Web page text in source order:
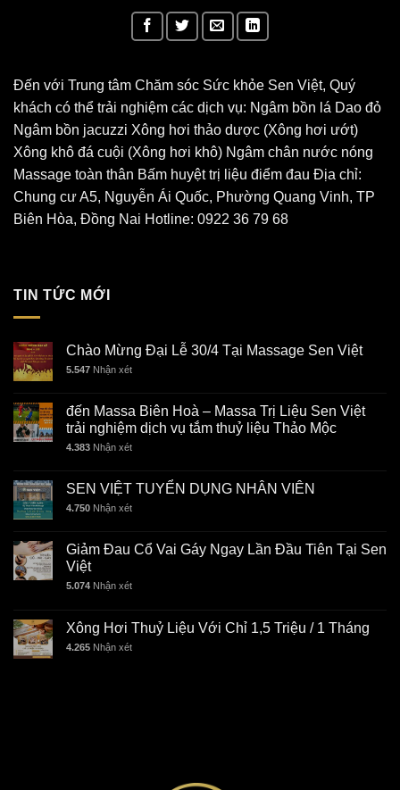
Đến với Trung tâm Chăm sóc Sức khỏe Sen Việt, Quý
khách có thể trải nghiệm các dịch vụ: Ngâm bồn lá Dao đỏ
Ngâm bồn jacuzzi Xông hơi thảo dược (Xông hơi ướt)
Xông khô đá cuội (Xông hơi khô) Ngâm chân nước nóng
Massage toàn thân Bấm huyệt trị liệu điểm đau Địa chỉ:
Chung cư A5, Nguyễn Ái Quốc, Phường Quang Vinh, TP
Biên Hòa, Đồng Nai Hotline: 0922 36 79 68
TIN TỨC MỚI
Chào Mừng Đại Lễ 30/4 Tại Massage Sen Việt
5.547 Nhận xét
đến Massa Biên Hoà – Massa Trị Liệu Sen Việt
trải nghiệm dịch vụ tắm thuỷ liệu Thảo Mộc
4.383 Nhận xét
SEN VIỆT TUYỂN DỤNG NHÂN VIÊN
4.750 Nhận xét
Giảm Đau Cổ Vai Gáy Ngay Lần Đầu Tiên Tại Sen
Việt
5.074 Nhận xét
Xông Hơi Thuỷ Liệu Với Chỉ 1,5 Triệu / 1 Tháng
4.265 Nhận xét